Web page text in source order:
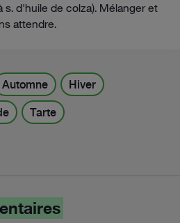
s. d'huile de colza). Mélanger et
attendre.
Automne Hiver
Tarte